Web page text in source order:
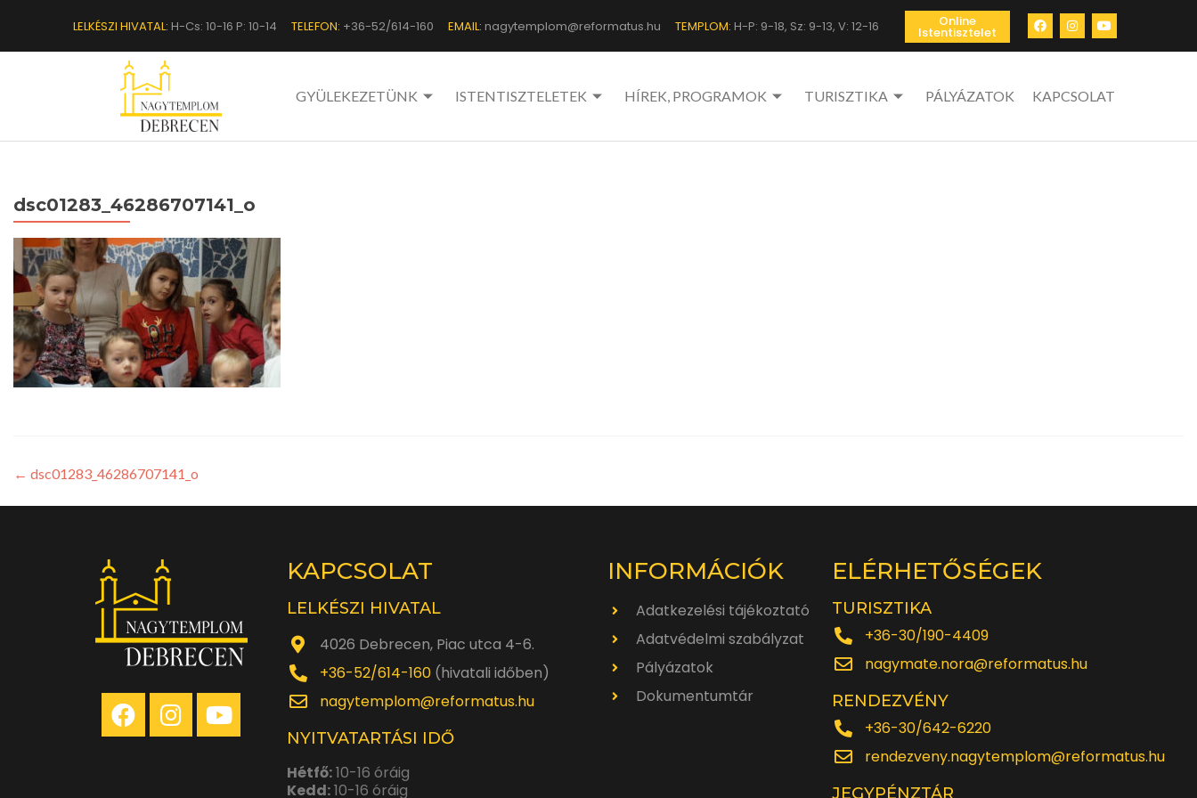
LELKÉSZI HIVATAL: H-Cs: 10-16 P: 10-14 TELEFON: +36-52/614-160 EMAIL: nagytemplom@reformatus.hu TEMPLOM: H-P: 9-18, Sz: 9-13, V: 12-16 Online
Istentisztelet
GYÜLEKEZETÜNK ISTENTISZTELETEK HÍREK, PROGRAMOK TURISZTIKA PÁLYÁZATOK KAPCSOLAT
dsc01283_46286707141_o
← dsc01283_46286707141_o
KAPCSOLAT
LELKÉSZI HIVATAL
4026 Debrecen, Piac utca 4-6.
+36-52/614-160 (hivatali időben)
nagytemplom@reformatus.hu
NYITVATARTÁSI IDŐ
Hétfő:10-16 óráig
Kedd:10-16 óráig
INFORMÁCIÓK
Adatkezelési tájékoztató
Adatvédelmi szabályzat
Pályázatok
Dokumentumtár
ELÉRHETŐSÉGEK
TURISZTIKA
+36-30/190-4409
nagymate.nora@reformatus.hu
RENDEZVÉNY
+36-30/642-6220
rendezveny.nagytemplom@reformatus.hu
JEGYPÉNZTÁR